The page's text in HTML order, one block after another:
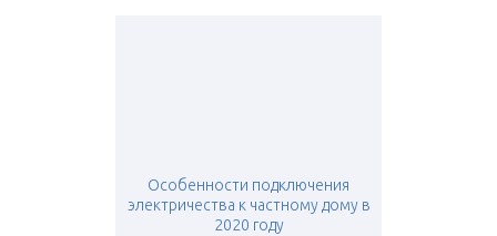
Особенности подключения
электричества к частному дому в
2020 году